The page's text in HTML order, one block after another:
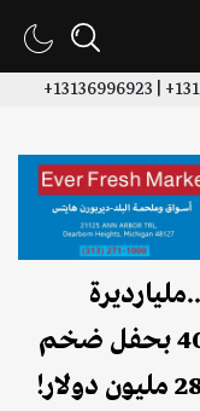
26 مليونا...مليارديرة
لبنانية تحتفل بعيد ميلادها الـ40 بحفل ضخم